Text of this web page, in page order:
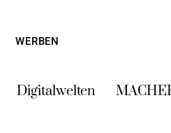
WERBEN
Digitalwelten